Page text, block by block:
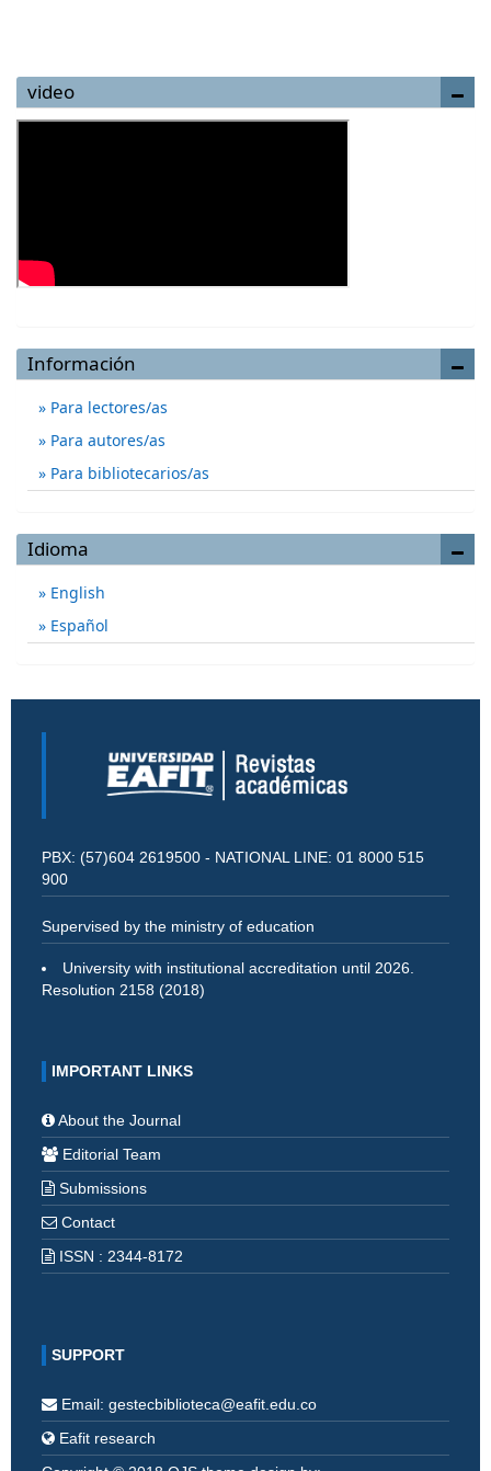
video
Información
Para lectores/as
Para autores/as
Para bibliotecarios/as
Idioma
English
Español
PBX: (57)604 2619500 - NATIONAL LINE: 01 8000 515
900
Supervised by the ministry of education
University with institutional accreditation until 2026.
Resolution 2158 (2018)
IMPORTANT LINKS
About the Journal
Editorial Team
Submissions
Contact
ISSN : 2344-8172
SUPPORT
Email: gestecbiblioteca@eafit.edu.co
Eafit research